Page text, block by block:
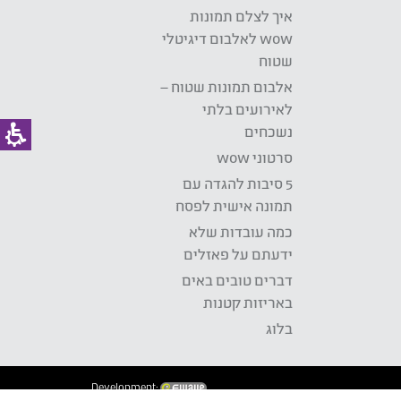
איך לצלם תמונות
wow לאלבום דיגיטלי
שטוח
אלבום תמונות שטוח –
לאירועים בלתי
נשכחים
סרטוני wow
5 סיבות להגדה עם
תמונה אישית לפסח
כמה עובדות שלא
ידעתם על פאזלים
דברים טובים באים
באריזות קטנות
בלוג
Development: